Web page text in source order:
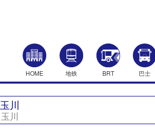
HOME 地铁 BRT 巴士
玉川
玉川